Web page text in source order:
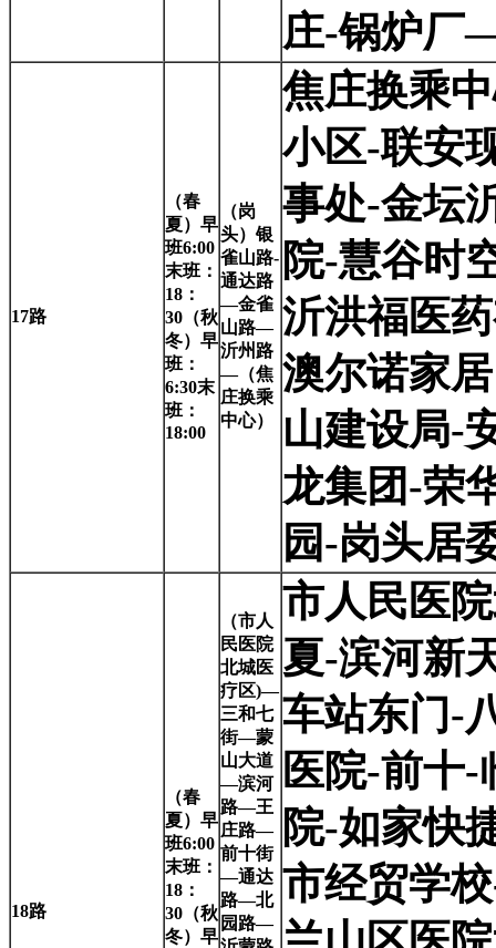
庄-锅炉厂
17路
（春
夏）早
班6:00
末班：
18：
30（秋
冬）早
班：
6:30末
班：
18:00
（岗
头）银
雀山路-
通达路
—金雀
山路—
沂州路
—（焦
庄换乘
中心）
焦庄换乘
小区-联安
事处-金坛
院-慧谷时
沂洪福医
澳尔诺家
山建设局-
龙集团-荣
园-岗头居
18路
（春
夏）早
班6:00
末班：
18：
30（秋
冬）早
（市人
民医院
北城医
疗区)—
三和七
街—蒙
山大道
—滨河
路—王
庄路—
前十街
—通达
路—北
园路—
市人民医
夏-滨河新
车站东门-
医院-前十
院-如家快
市经贸学